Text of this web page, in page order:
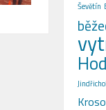
Ševětín